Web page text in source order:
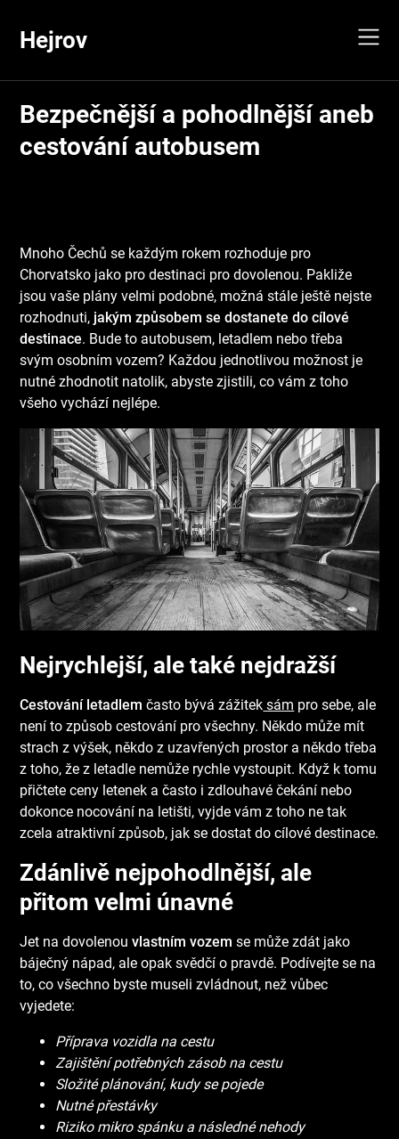
content
Hejrov
Bezpečnější a pohodlnější aneb
cestování autobusem
Mnoho Čechů se každým rokem rozhoduje pro
Chorvatsko jako pro destinaci pro dovolenou. Pakliže
jsou vaše plány velmi podobné, možná stále ještě nejste
rozhodnuti, jakým způsobem se dostanete do cílové
destinace. Bude to autobusem, letadlem nebo třeba
svým osobním vozem? Každou jednotlivou možnost je
nutné zhodnotit natolik, abyste zjistili, co vám z toho
všeho vychází nejlépe.
Nejrychlejší, ale také nejdražší
Cestování letadlem často bývá zážitek sám pro sebe, ale
není to způsob cestování pro všechny. Někdo může mít
strach z výšek, někdo z uzavřených prostor a někdo třeba
z toho, že z letadle nemůže rychle vystoupit. Když k tomu
přičtete ceny letenek a často i zdlouhavé čekání nebo
dokonce nocování na letišti, vyjde vám z toho ne tak
zcela atraktivní způsob, jak se dostat do cílové destinace.
Zdánlivě nejpohodlnější, ale
přitom velmi únavné
Jet na dovolenouvlastním vozem se může zdát jako
báječný nápad, ale opak svědčí o pravdě. Podívejte se na
to, co všechno byste museli zvládnout, než vůbec
vyjedete:
Příprava vozidla na cestu
Zajištění potřebných zásob na cestu
Složité plánování, kudy se pojede
Nutné přestávky
Riziko mikro spánku a následné nehody